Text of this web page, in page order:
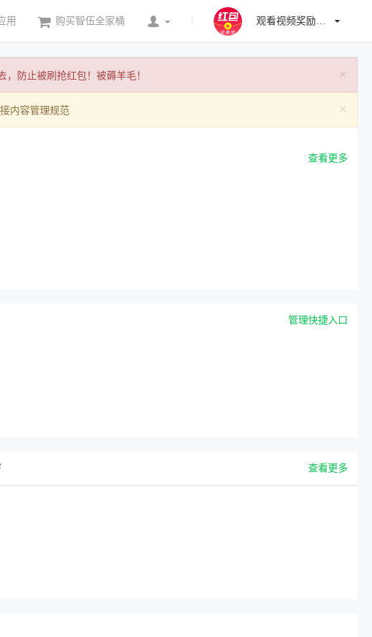
用 购买智伍全家桶 观看视频奖励红包
×
防止被刷抢红包！被薅羊毛！
×
内容管理规范
查看更多
管理快捷入口
查看更多